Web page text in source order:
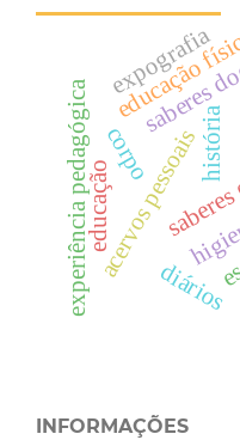
acervos pessoais
saberes
diários
história
educação
corpo
educação
experiência pedagógica
expografia
INFORMAÇÕES